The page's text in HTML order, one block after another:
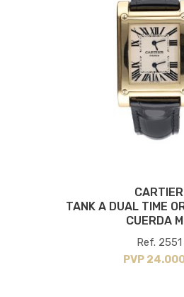
CARTIER
TANK A DUAL TIME
CUERDA
Ref. 2551
PVP